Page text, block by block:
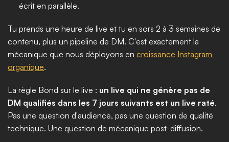
écrit en parallèle.
Tu prends une heure de live et tu en sors 2 à 3 semaines de
contenu, plus un pipeline de DM. C'est exactement la
mécanique que nous déployons en croissance Instagram
organique.
La règle Bond sur le live : un live qui ne génère pas de
DM qualifiés dans les 7 jours suivants est un live raté.
Pas une question d'audience, pas une question de qualité
technique. Une question de mécanique post-diffusion.